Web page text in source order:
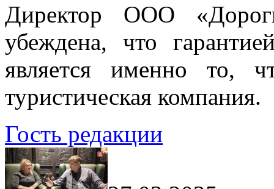
Директор ООО
убеждена, что
является именно то,
туристическая компания.
Гость редакции